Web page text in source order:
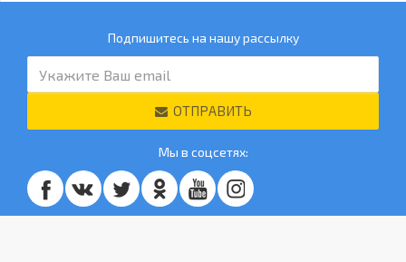
Подпишитесь на нашу рассылку
ОТПРАВИТЬ
Мы в соцсетях: